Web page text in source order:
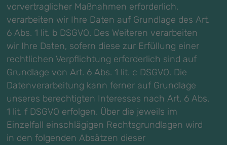
vorvertraglicher Maßnahmen erforderlich,
verarbeiten wir Ihre Daten auf Grundlage des Art.
6 Abs. 1 lit. b DSGVO. Des Weiteren verarbeiten
wir Ihre Daten, sofern diese zur Erfüllung einer
rechtlichen Verpflichtung erforderlich sind auf
Grundlage von Art. 6 Abs. 1 lit. c DSGVO. Die
Datenverarbeitung kann ferner auf Grundlage
unseres berechtigten Interesses nach Art. 6 Abs.
1 lit. f DSGVO erfolgen. Über die jeweils im
Einzelfall einschlägigen Rechtsgrundlagen wird
in den folgenden Absätzen dieser